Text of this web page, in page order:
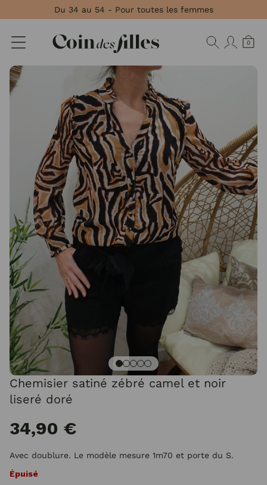
Du 34 au 54 - Pour toutes les femmes
0
Chemisier satiné zébré camel et noir
liseré doré
34,90 €
Avec doublure. Le modèle mesure 1m70 et porte du S.
Épuisé
Panneau de gestion des cookies